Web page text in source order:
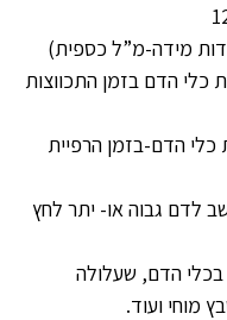
מידה-מ”ל כספית)
על דפנות כלי הדם בזמן התכווצות
על דפנות כלי הדם-בזמן הרפיית
דם אשר גבוה מ 135/85 נחשב לדם גבוה או- יתר לחץ
הדם, שעלולה
מוחי ועוד.